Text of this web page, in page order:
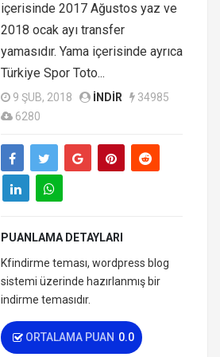
içerisinde 2017 Ağustos yaz ve
2018 ocak ayı transfer
yamasıdır. Yama içerisinde ayrıca
Türkiye Spor Toto...
9 ŞUB, 2018 INDIR
34985
6280
PUANLAMA DETAYLARI
Kfindirme teması, wordpress blog
sistemi üzerinde hazırlanmış bir
indirme temasıdır.
ORTALAMA PUAN 0.0